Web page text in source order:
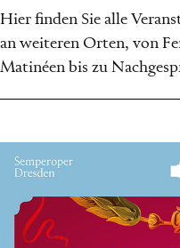
Hier finden Sie alle
an weiteren Orten, von
Matinéen bis zu